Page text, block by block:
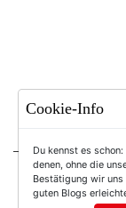
For
Cookie-Info
Du kennst es
denen, ohne die
Bestätigung wir
guten Blogs